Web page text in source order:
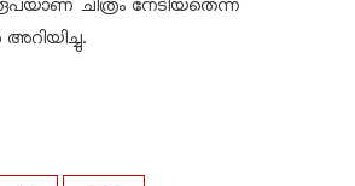
ചിത്രം നേടിയതെന്ന്